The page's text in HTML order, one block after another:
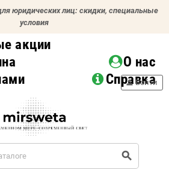
юридических лиц: скидки, специальные
условия
акции
О нас
Справка
search
person Войти